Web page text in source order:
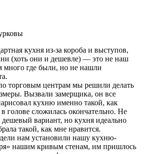
кухня из-за короба и выступов,
(хоть они и дешевле) — это не наш
где были, но не нашли
торговым центрам мы решили делать
Вызвали замерщика, он все
кухню именно такой, как
голове сложилась окончательно. Не
вариант, но кухня идеально
такой, как мне нравится.
нам установили нашу кухню-
нашим кривым стенам, им пришлось